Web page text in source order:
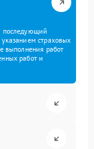
последующий
страховых
выполнения работ
работ и